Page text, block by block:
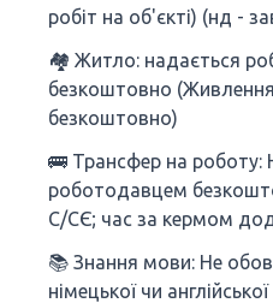
робіт на об'єкті) (нд -
🏘 Житло: надається
безкоштовно
безкоштовно)
🚌 Трансфер на роботу:
роботодавцем
С/СЄ; час за кермом
📚 Знання мови: Не
німецької чи